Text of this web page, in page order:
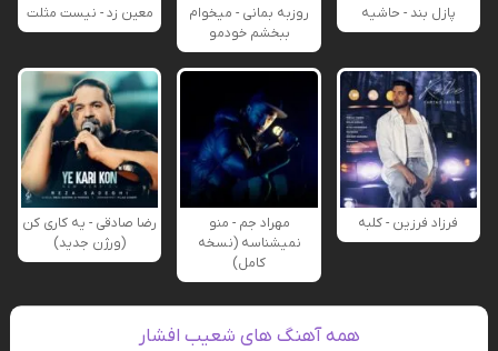
پازل بند - حاشیه
روزبه بمانی - میخوام
ببخشم خودمو
معین زد - نیست مثلت
فرزاد فرزین - کلبه
مهراد جم - منو
نمیشناسه (نسخه
کامل)
رضا صادقی - یه کاری کن
(ورژن جدید)
همه آهنگ های شعیب افشار